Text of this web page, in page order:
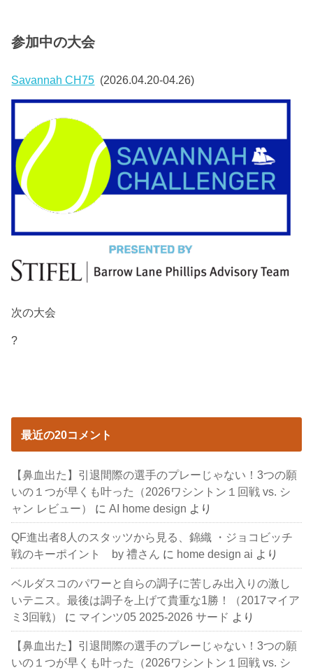
参加中の大会
Savannah CH75 (2026.04.20-04.26)
次の大会
?
最近の20コメント
【鼻血出た】引退間際の選手のプレーじゃない！3つの願
いの１つが早くも叶った（2026ワシントン１回戦 vs. シ
ャン レビュー）
にAI home design より
QF進出者8人のスタッツから見る、錦織 ・ジョコビッチ
戦のキーポイント by 禮さん に home design ai より
ベルダスコのパワーと自らの調子に苦しみ出入りの激し
いテニス。最後は調子を上げて貴重な1勝！（2017マイア
ミ3回戦）
に マインツ05 2025-2026 サード より
【鼻血出た】引退間際の選手のプレーじゃない！3つの願
いの１つが早くも叶った（2026ワシントン１回戦 vs. シ